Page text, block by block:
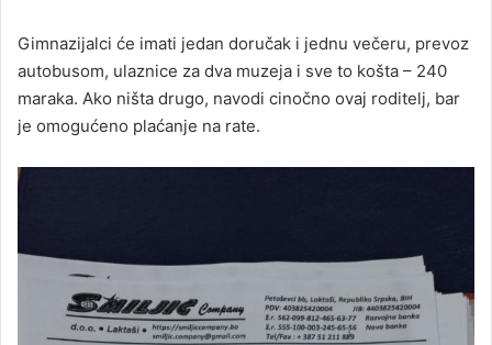
Gimnazijalci će imati jedan doručak i jednu večeru, prevoz
autobusom, ulaznice za dva muzeja i sve to košta – 240
maraka. Ako ništa drugo, navodi cinočno ovaj roditelj, bar
je omogućeno plaćanje na rate.